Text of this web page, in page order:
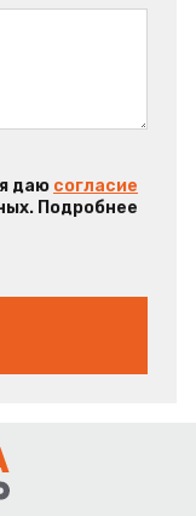
даю согласие
Подробнее